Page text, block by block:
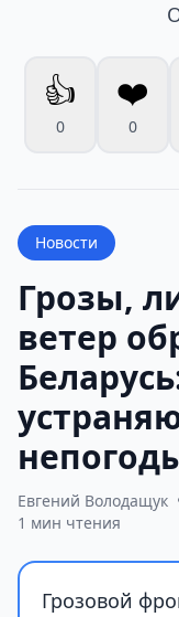
👍
0
❤️
0
Новости
Грозы,
ветер
Евгений Володащук
1 мин чтения
Грозовой